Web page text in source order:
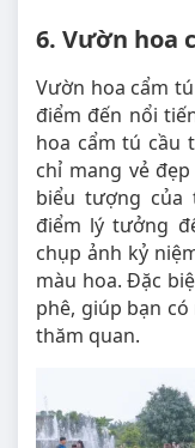
6. Vườn hoa
Vườn hoa cẩm
điểm đến nổi
hoa cẩm tú cầu
chỉ mang vẻ
biểu tượng của
điểm lý tưởng
chụp ảnh kỷ
màu hoa. Đặc
phê, giúp bạn
thăm quan.